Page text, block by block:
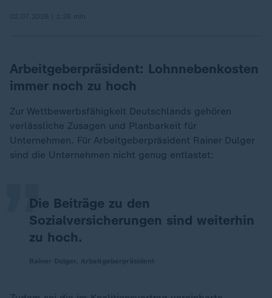
Arbeitgeberpräsident: Lohnnebenkosten
immer noch zu hoch
Zur Wettbewerbsfähigkeit Deutschlands gehören
verlässliche Zusagen und Planbarkeit für
Unternehmen. Für Arbeitgeberpräsident Rainer Dulger
sind die Unternehmen nicht genug entlastet:
Die Beiträge zu den
Sozialversicherungen sind weiterhin
zu hoch.
„